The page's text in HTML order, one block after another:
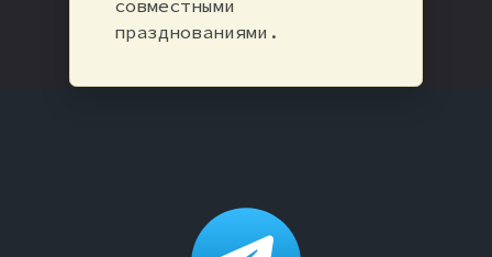
совместными
празднованиями.